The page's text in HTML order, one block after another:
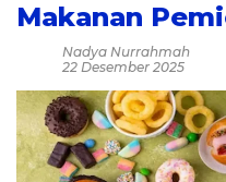
Makanan
Nadya Nurrahmah
22 Desember 2025